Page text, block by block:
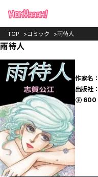
TOP コミック 雨待人
雨待人
作家名：
出版社：
600
ポイント